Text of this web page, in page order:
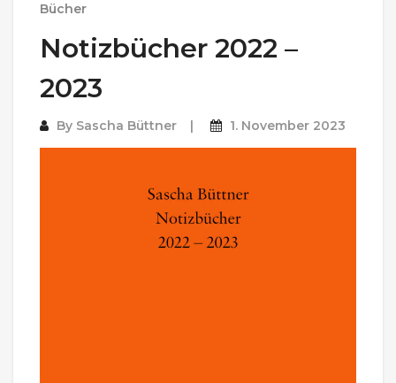
Bücher
Notizbücher 2022 –
2023
By Sascha Büttner 1. November 2023